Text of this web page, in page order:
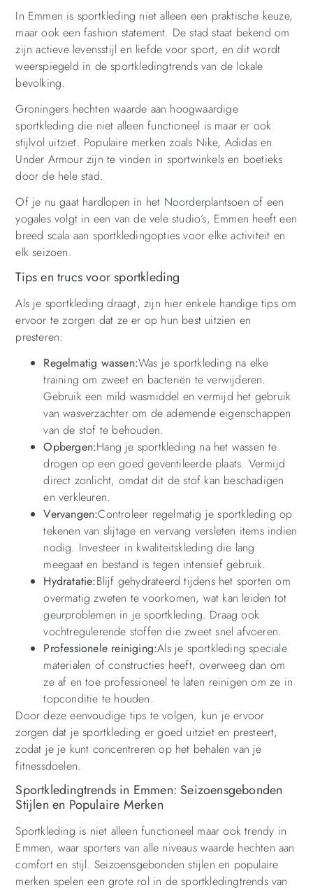
In Emmen is sportkleding niet alleen een praktische keuze,
maar ook een fashion statement. De stad staat bekend om
zijn actieve levensstijl en liefde voor sport, en dit wordt
weerspiegeld in de sportkledingtrends van de lokale
bevolking.
Groningers hechten waarde aan hoogwaardige
sportkleding die niet alleen functioneel is maar er ook
stijlvol uitziet. Populaire merken zoals Nike, Adidas en
Under Armour zijn te vinden in sportwinkels en boetieks
door de hele stad.
Of je nu gaat hardlopen in het Noorderplantsoen of een
yogales volgt in een van de vele studio’s, Emmen heeft een
breed scala aan sportkledingopties voor elke activiteit en
elk seizoen.
Tips en trucs voor sportkleding
Als je sportkleding draagt, zijn hier enkele handige tips om
ervoor te zorgen dat ze er op hun best uitzien en
presteren:
Regelmatig wassen:Was je sportkleding na elke
training om zweet en bacteriën te verwijderen.
Gebruik een mild wasmiddel en vermijd het gebruik
van wasverzachter om de ademende eigenschappen
van de stof te behouden.
Opbergen:Hang je sportkleding na het wassen te
drogen op een goed geventileerde plaats. Vermijd
direct zonlicht, omdat dit de stof kan beschadigen
en verkleuren.
Vervangen:Controleer regelmatig je sportkleding op
tekenen van slijtage en vervang versleten items indien
nodig. Investeer in kwaliteitskleding die lang
meegaat en bestand is tegen intensief gebruik.
Hydratatie:Blijf gehydrateerd tijdens het sporten om
overmatig zweten te voorkomen, wat kan leiden tot
geurproblemen in je sportkleding. Draag ook
vochtregulerende stoffen die zweet snel afvoeren.
Professionele reiniging:Als je sportkleding speciale
materialen of constructies heeft, overweeg dan om
ze af en toe professioneel te laten reinigen om ze in
topconditie te houden.
Door deze eenvoudige tips te volgen, kun je ervoor
zorgen dat je sportkleding er goed uitziet en presteert,
zodat je je kunt concentreren op het behalen van je
fitnessdoelen.
Sportkledingtrends in Emmen: Seizoensgebonden
Stijlen en Populaire Merken
Sportkleding is niet alleen functioneel maar ook trendy in
Emmen, waar sporters van alle niveaus waarde hechten aan
comfort en stijl. Seizoensgebonden stijlen en populaire
merken spelen een grote rol in de sportkledingtrends van